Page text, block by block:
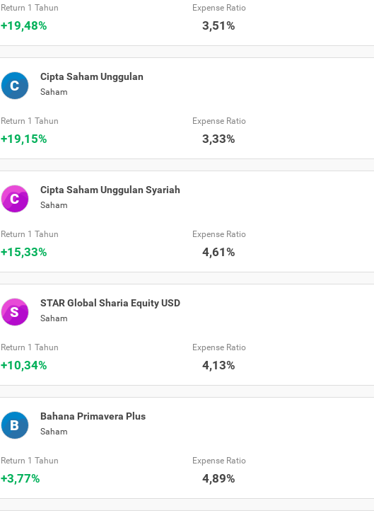
Return 1 Tahun
+19,48%
Expense Ratio
3,51%
C
Cipta Saham Unggulan
Saham
Return 1 Tahun
+19,15%
Expense Ratio
3,33%
C
Cipta Saham Unggulan Syariah
Saham
Return 1 Tahun
+15,33%
Expense Ratio
4,61%
S
STAR Global Sharia Equity USD
Saham
Return 1 Tahun
+10,34%
Expense Ratio
4,13%
B
Bahana Primavera Plus
Saham
Return 1 Tahun
+3,77%
Expense Ratio
4,89%